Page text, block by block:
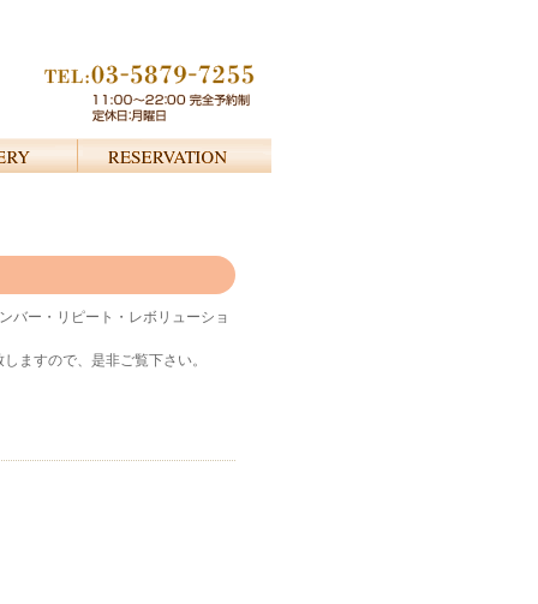
バー・リピート・レボリューショ
ますので、是非ご覧下さい。